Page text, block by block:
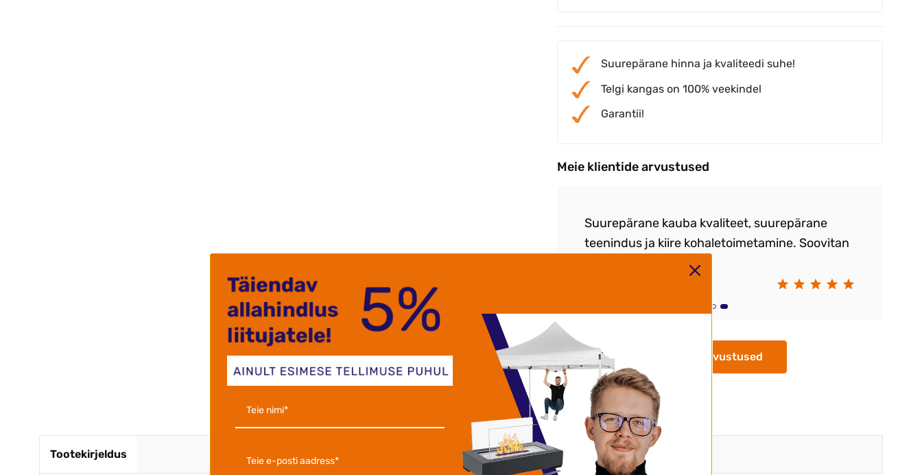
Suurepärane hinna ja kvaliteedi suhe!
Telgi kangas on 100% veekindel
Garantii!
Meie klientide arvustused
Krista Jaksen Alonjum OÜ
Suurepärane kauba kvaliteet, suurepärane
teenindus ja kiire kohaletoimetamine. Soovitan
Kõik arvustused
Tootekirjeldus